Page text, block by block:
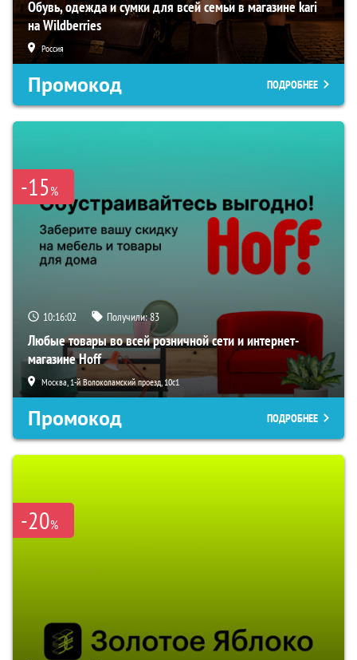
Обувь, одежда и сумки для всей семьи в магазине kari
на Wildberries
Россия
Промокод ПОДРОБНЕЕ
-15%
10:16:01 Получили:83
Любые товары во всей розничной сети и интернет-
магазине Hoff
Москва, 1-й Волоколамский проезд, 10с1
Промокод ПОДРОБНЕЕ
-20%